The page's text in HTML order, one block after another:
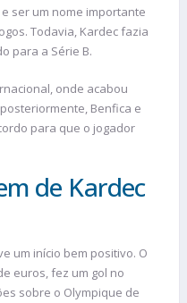
ser um nome importante
Todavia, Kardec fazia
para a Série B.
onde acabou
Benfica e
para que o jogador
de Kardec
um início bem positivo. O
euros, fez um gol no
sobre o Olympique de